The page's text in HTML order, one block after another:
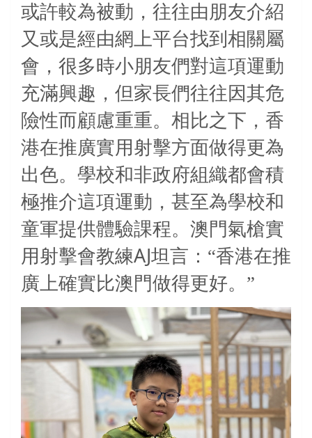
或許較為被動，往往由朋友介紹
又或是經由網上平台找到相關屬
會，很多時小朋友們對這項運動
充滿興趣，但家長們往往因其危
險性而顧慮重重。相比之下，香
港在推廣實用射擊方面做得更為
出色。學校和非政府組織都會積
極推介這項運動，甚至為學校和
童軍提供體驗課程。澳門氣槍實
用射擊會教練AJ坦言：“香港在推
廣上確實比澳門做得更好。”